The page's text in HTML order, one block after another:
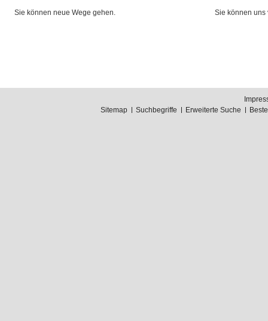
Sie können neue Wege gehen. Sie können uns
Sitemap
Suchbegriffe Erweiterte Suche